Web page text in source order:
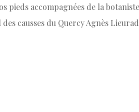
pieds accompagnées de la
causses du Quercy Agnès